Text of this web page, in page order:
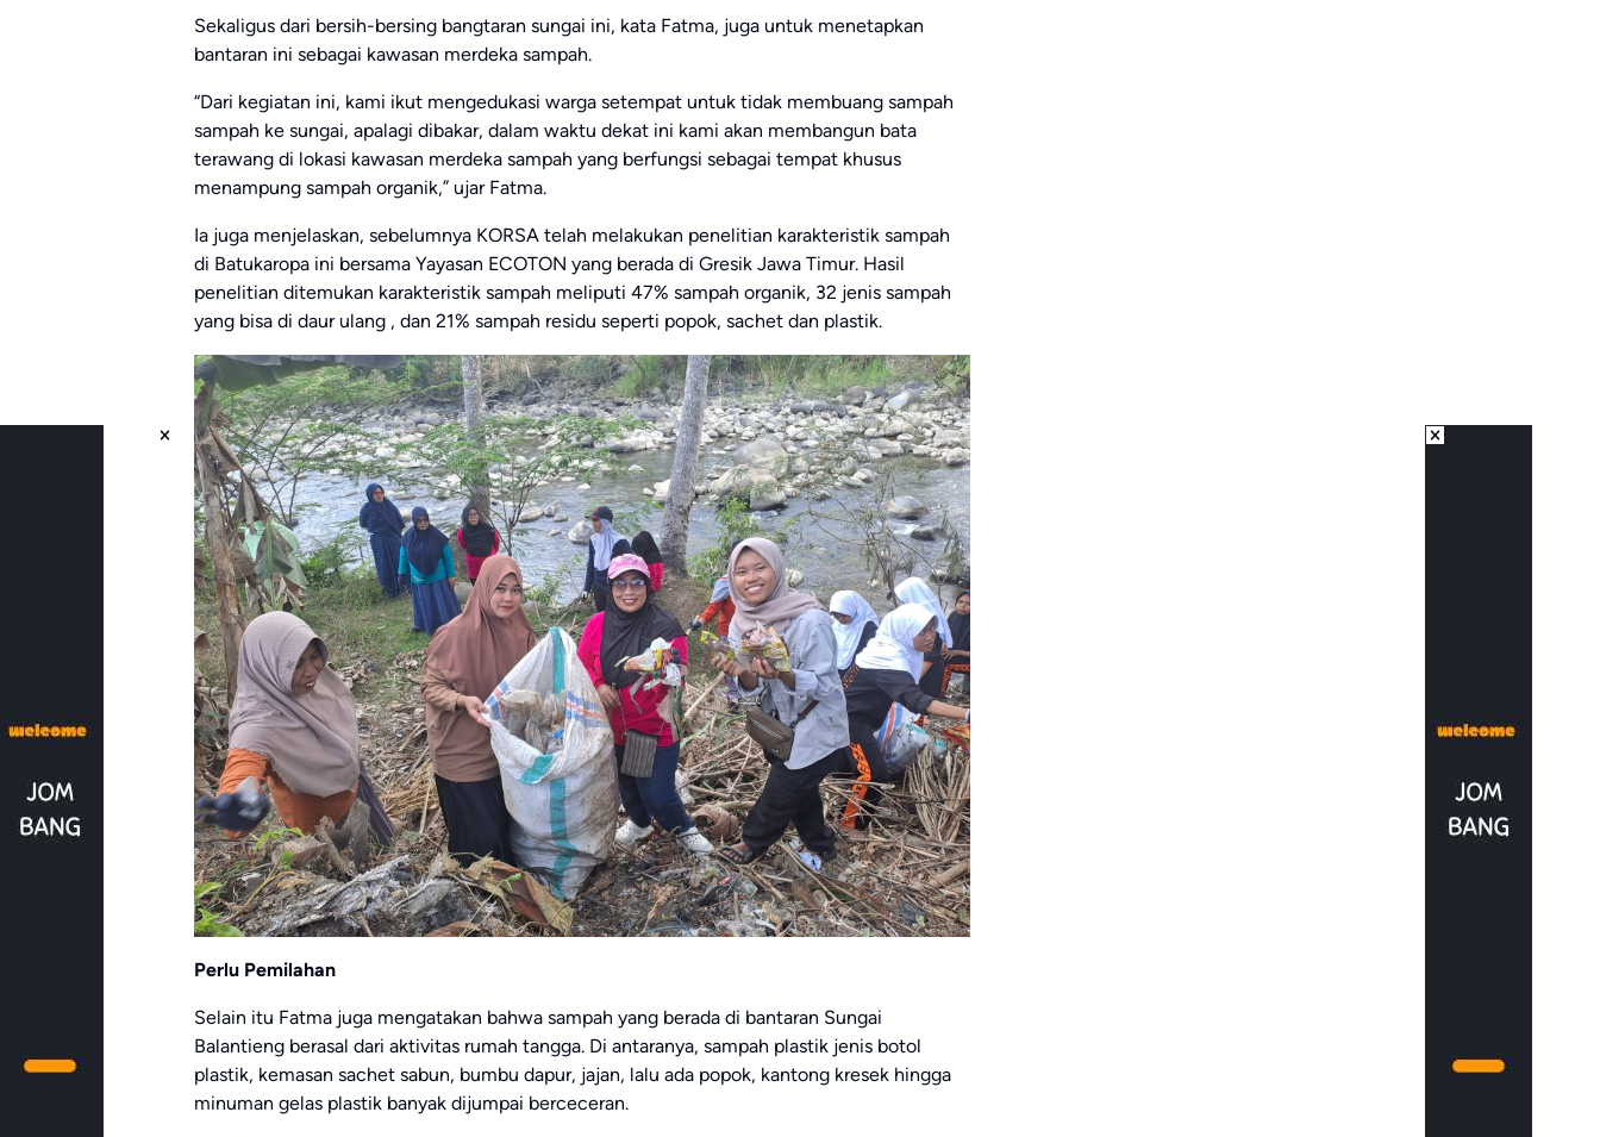
Sekaligus dari bersih-bersing bangtaran sungai ini, kata Fatma, juga untuk menetapkan
bantaran ini sebagai kawasan merdeka sampah.
“Dari kegiatan ini, kami ikut mengedukasi warga setempat untuk tidak membuang sampah
sampah ke sungai, apalagi dibakar, dalam waktu dekat ini kami akan membangun bata
terawang di lokasi kawasan merdeka sampah yang berfungsi sebagai tempat khusus
menampung sampah organik,” ujar Fatma.
Ia juga menjelaskan, sebelumnya KORSA telah melakukan penelitian karakteristik sampah
di Batukaropa ini bersama Yayasan ECOTON yang berada di Gresik Jawa Timur. Hasil
penelitian ditemukan karakteristik sampah meliputi 47% sampah organik, 32 jenis sampah
yang bisa di daur ulang , dan 21% sampah residu seperti popok, sachet dan plastik.
Perlu Pemilahan
Selain itu Fatma juga mengatakan bahwa sampah yang berada di bantaran Sungai
Balantieng berasal dari aktivitas rumah tangga. Di antaranya, sampah plastik jenis botol
plastik, kemasan sachet sabun, bumbu dapur, jajan, lalu ada popok, kantong kresek hingga
minuman gelas plastik banyak dijumpai berceceran.